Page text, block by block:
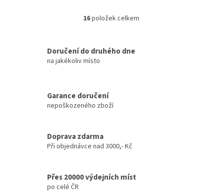
2,52
O
á
r
v
i
s
16položek celkem
Doručení do druhého dne
na jakékoliv místo
Garance doručení
nepoškozeného zboží
Doprava zdarma
Při objednávce nad 3000,- Kč
Přes 20000 výdejních míst
po celé ČR